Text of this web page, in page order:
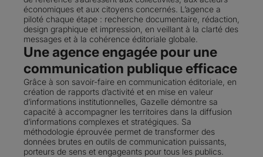
économiques et aux citoyens concernés. L’agence a
piloté chaque étape : recherche documentaire, rédaction,
design graphique et impression, en veillant à la clarté des
messages et à la cohérence éditoriale globale.
Une agence engagée pour une
communication publique efficace
Grâce à son savoir-faire en communication éditoriale, en
création de rapports d’activité et en mise en valeur
d’informations institutionnelles, Gazelle démontre sa
capacité à accompagner les territoires dans la diffusion
d’informations complexes et stratégiques. Sa
méthodologie éprouvée permet de transformer des
données brutes en outils de communication puissants,
porteurs de sens et engageants pour tous les publics.